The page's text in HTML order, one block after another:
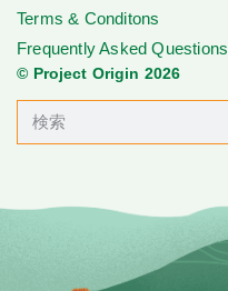
Terms & Conditons
Frequently Asked Questions
© Project Origin 2026